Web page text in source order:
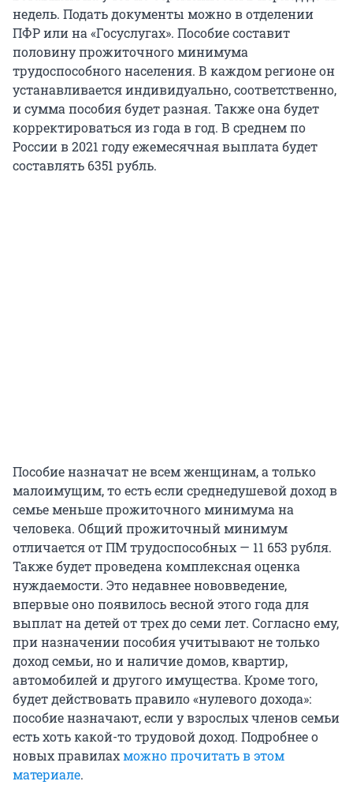
недель. Подать документы можно в отделении
ПФР или на «Госуслугах». Пособие составит
половину прожиточного минимума
трудоспособного населения. В каждом регионе он
устанавливается индивидуально, соответственно,
и сумма пособия будет разная. Также она будет
корректироваться из года в год. В среднем по
России в 2021 году ежемесячная выплата будет
составлять 6351 рубль.
Пособие назначат не всем женщинам, а только
малоимущим, то есть если среднедушевой доход в
семье меньше прожиточного минимума на
человека. Общий прожиточный минимум
отличается от ПМ трудоспособных — 11 653 рубля.
Также будет проведена комплексная оценка
нуждаемости. Это недавнее нововведение,
впервые оно появилось весной этого года для
выплат на детей от трех до семи лет. Согласно ему,
при назначении пособия учитывают не только
доход семьи, но и наличие домов, квартир,
автомобилей и другого имущества. Кроме того,
будет действовать правило «нулевого дохода»:
пособие назначают, если у взрослых членов семьи
есть хоть какой-то трудовой доход. Подробнее о
новых правилахможно прочитать в этом
материале.